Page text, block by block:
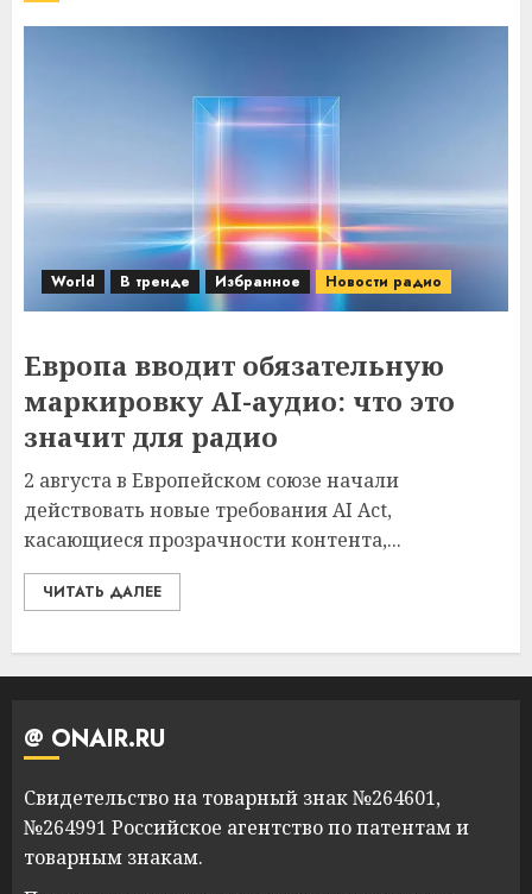
World В тренде Избранное Новости радио
Европа вводит обязательную
маркировку AI-аудио: что это
значит для радио
2 августа в Европейском союзе начали
действовать новые требования AI Act,
касающиеся прозрачности контента,...
ЧИТАТЬ ДАЛЕЕ
@ ONAIR.RU
Свидетельство на товарный знак №264601,
№264991 Российское агентство по патентам и
товарным знакам.